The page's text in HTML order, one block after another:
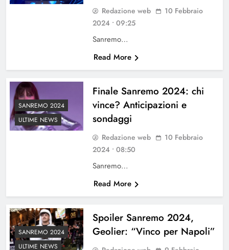
Redazione web
10 Febbraio
2024 • 09:25
Sanremo…
Read More
SANREMO 2024
ULTIME NEWS
Finale Sanremo 2024: chi
vince? Anticipazioni e
sondaggi
Redazione web
10 Febbraio
2024 • 08:50
Sanremo…
Read More
SANREMO 2024
ULTIME NEWS
Spoiler Sanremo 2024,
Geolier: “Vinco per Napoli”